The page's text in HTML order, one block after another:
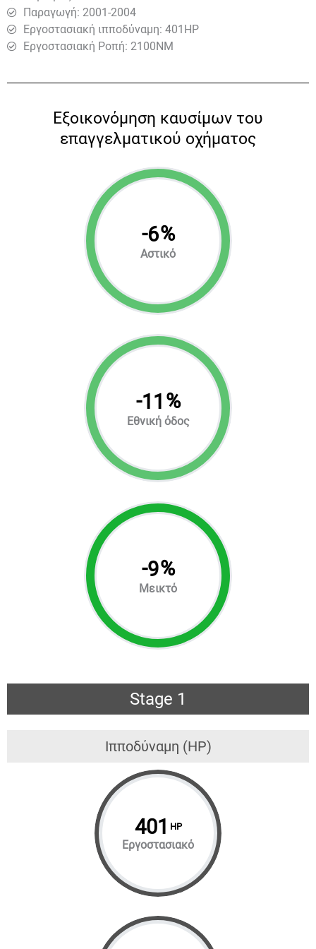
Παραγωγή: 2001-2004
Εργοστασιακή ιπποδύναμη: 401HP
Εργοστασιακή Ροπή: 2100ΝΜ
Eξοικονόμηση καυσίμων του
επαγγελματικού οχήματος
-6%
Αστικό
-11 %
Εθνική όδος
-9%
Μεικτό
Stage 1
Ιπποδύναμη (HP)
401 HP
Εργοστασιακό